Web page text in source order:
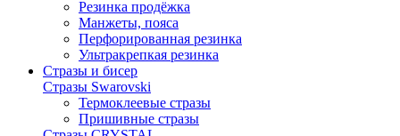
Резинка продёжка
Манжеты, пояса
Перфорированная резинка
Ультракрепкая резинка
Стразы и бисер
Стразы Swarovski
Термоклеевые стразы
Пришивные стразы